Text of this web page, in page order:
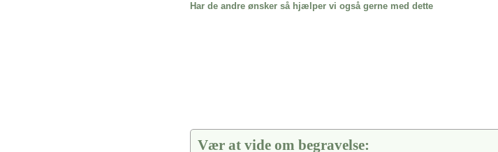
Har de andre ønsker så hjælper vi også gerne med dette
Vær at vide om begravelse: